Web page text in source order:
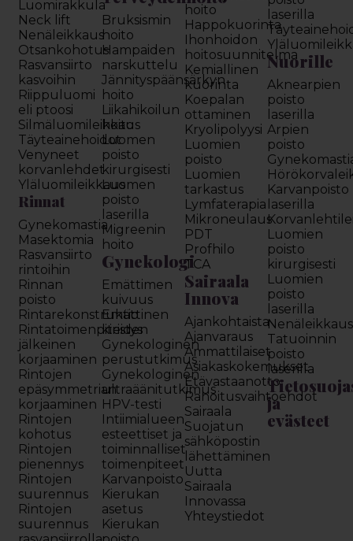
Luomirakkula
Neck lift
Nenäleikkaus
Otsankohotus
Rasvansiirto
kasvoihin
Riippuluomi
eli ptoosi
Silmäluomileikkaus
Täyteainehoidot
Venyneet
korvanlehdet
Yläluomileikkaus
Rinnat
Gynekomastia
Masektomia
Rasvansiirto
rintoihin
Rinnan
poisto
Rintarekonstruktio
Rintatoimenpiteiden
jälkeinen
korjaaminen
Rintojen
epäsymmetrian
korjaaminen
Rintojen
kohotus
Rintojen
pienennys
Rintojen
suurennus
Rintojen
suurennus
Bruksismin
hoito
Hampaiden
narskuttelu
Jännityspäänsärkyn
hoito
Liikahikoilun
hoito
Luomen
poisto
kirurgisesti
Luomen
poisto
laserilla
Migreenin
hoito
Gynekologi
Emättimen
kuivuus
Emättinen
kiristys
Gynekologinen
perustutkimus
Gynekologinen
ultraäänitutkimus
HPV-testi
Intiimialueen
esteettiset ja
toiminnalliset
toimenpiteet
Karvanpoisto
Kierukan
asetus
Kierukan
hoito
Happokuorinta
Ihonhoidon
hoitosuunnitelma
Kemiallinen
kuorinta
Koepalan
ottaminen
Kryolipolyysi
Luomien
poisto
Luomien
tarkastus
Lymfaterapia
Mikroneulaus
PDT
Profhilo
TCA
Sairaala
Innova
Ajankohtaista
Ajanvaraus
Ammattilaiset
Asiakaskokemukset
Etävastaanotto
Rahoitusvaihtoehdot
Sairaala
Suojatun
sähköpostin
lähettäminen
Uutta
Sairaala
Innovassa
Yhteystiedot
laserilla
Nuorille
Aknearpien
poisto
laserilla
Arpien
poisto
Karvanpoisto
laserilla
Luomien
poisto
kirurgisesti
Luomien
poisto
laserilla
Nenäleikkaus
Tatuoinnin
poisto
laserilla
ja
evästeet